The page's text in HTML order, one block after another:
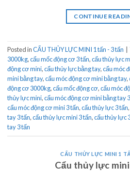
CONTINUE
Posted inCẨU THỦY LỰC MINI 1 tấn - 3 tấn
3000kg,cẩu mốc động cơ 3 tấn,cẩu thủy lực
động cơ mini,cẩu thủy lực bằng tay,cẩu móc
mini bằng tay,cẩu móc động cơ mini bằng tay,
động cơ 3000kg,cẩu mốc động cơ,cẩu móc
thủy lực mini,cẩu móc động cơ mini bằng tay
cẩu móc động cơ mini 3 tấn,cẩu thủy lực 3 tấn,
tay 3 tấn,cẩu thủy lực mini 3 tấn,cẩu thủy lực
tay 3 tấn
CẨU THỦY LỰC MINI 1
Cẩu thủy lực